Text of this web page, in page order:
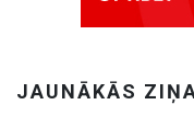
JAUNĀKĀS